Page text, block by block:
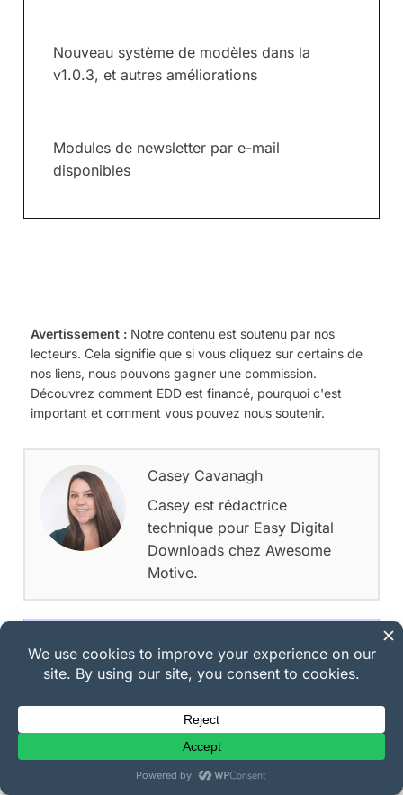
Nouveau système de modèles dans la
v1.0.3, et autres améliorations
Modules de newsletter par e-mail
disponibles
Avertissement : Notre contenu est soutenu par nos
lecteurs. Cela signifie que si vous cliquez sur certains de
nos liens, nous pouvons gagner une commission.
Découvrez comment EDD est financé, pourquoi c'est
important et comment vous pouvez nous soutenir.
Casey Cavanagh
Casey est rédactrice
technique pour Easy Digital
Downloads chez Awesome
Motive.
Expérimentez la vente
sans interruption avec